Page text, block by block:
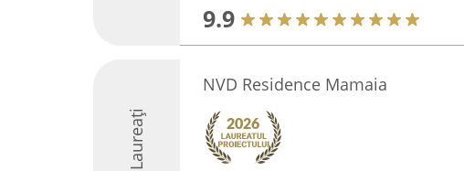
9.9
Laureați
NVD Residence Mamaia